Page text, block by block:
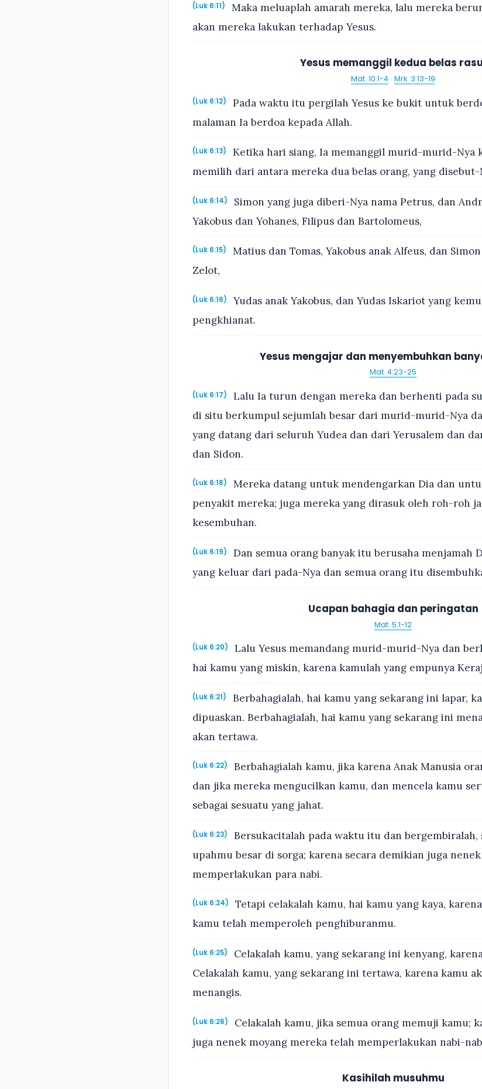
(Luk 6:11)
Maka meluaplah amarah mereka, lalu mereka
akan mereka lakukan terhadap Yesus.
Yesus memanggil kedua belas
Mat. 10:1-4 · Mrk. 3:13-19
(Luk 6:12)
Pada waktu itu pergilah Yesus ke bukit untuk
malaman Ia berdoa kepada Allah.
(Luk 6:13)
Ketika hari siang, Ia memanggil murid-murid-Nya
memilih dari antara mereka dua belas orang, yang disebut-
(Luk 6:14)
Simon yang juga diberi-Nya nama Petrus, dan
Yakobus dan Yohanes, Filipus dan Bartolomeus,
(Luk 6:15)
Matius dan Tomas, Yakobus anak Alfeus, dan
Zelot,
(Luk 6:16)
Yudas anak Yakobus, dan Yudas Iskariot yang
pengkhianat.
Yesus mengajar dan menyembuhkan
Mat. 4:23-25
(Luk 6:17)
Lalu Ia turun dengan mereka dan berhenti pada
di situ berkumpul sejumlah besar dari murid-murid-Nya
yang datang dari seluruh Yudea dan dari Yerusalem dan
dan Sidon.
(Luk 6:18)
Mereka datang untuk mendengarkan Dia dan
penyakit mereka; juga mereka yang dirasuk oleh roh-roh
kesembuhan.
(Luk 6:19)
Dan semua orang banyak itu berusaha menjamah
yang keluar dari pada-Nya dan semua orang itu
Ucapan bahagia dan peringatan
Mat. 5:1-12
(Luk 6:20)
Lalu Yesus memandang murid-murid-Nya dan
hai kamu yang miskin, karena kamulah yang empunya
(Luk 6:21)
Berbahagialah, hai kamu yang sekarang ini lapar,
dipuaskan. Berbahagialah, hai kamu yang sekarang ini
akan tertawa.
(Luk 6:22)
Berbahagialah kamu, jika karena Anak Manusia
dan jika mereka mengucilkan kamu, dan mencela kamu
sebagai sesuatu yang jahat.
(Luk 6:23)
Bersukacitalah pada waktu itu dan bergembiralah,
upahmu besar di sorga; karena secara demikian juga
memperlakukan para nabi.
(Luk 6:24)
Tetapi celakalah kamu, hai kamu yang kaya,
kamu telah memperoleh penghiburanmu.
(Luk 6:25)
Celakalah kamu, yang sekarang ini kenyang,
Celakalah kamu, yang sekarang ini tertawa, karena kamu
menangis.
(Luk 6:26)
Celakalah kamu, jika semua orang memuji kamu;
juga nenek moyang mereka telah memperlakukan nabi-
Kasihilah musuhmu